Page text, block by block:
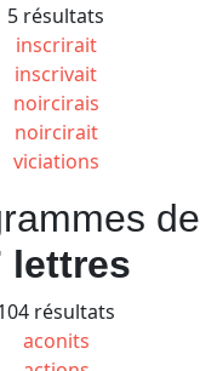
5 résultats
inscrirait
inscrivait
noircirais
noircirait
viciations
de
lettres
résultats
aconits